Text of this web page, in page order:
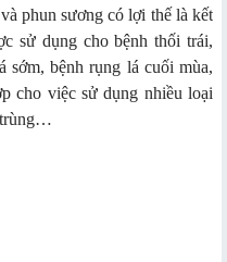
phun sương có lợi thế là kết
sử dụng cho bệnh thối trái,
sớm, bệnh rụng lá cuối mùa,
cho việc sử dụng nhiều loại
trùng…